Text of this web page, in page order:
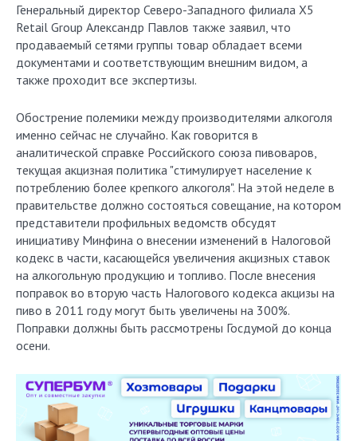
Генеральный директор Северо-Западного филиала X5
Retail Group Александр Павлов также заявил, что
продаваемый сетями группы товар обладает всеми
документами и соответствующим внешним видом, а
также проходит все экспертизы.
Обострение полемики между производителями алкоголя
именно сейчас не случайно. Как говорится в
аналитической справке Российского союза пивоваров,
текущая акцизная политика "стимулирует население к
потреблению более крепкого алкоголя". На этой неделе в
правительстве должно состояться совещание, на котором
представители профильных ведомств обсудят
инициативу Минфина о внесении изменений в Налоговой
кодекс в части, касающейся увеличения акцизных ставок
на алкогольную продукцию и топливо. После внесения
поправок во вторую часть Налогового кодекса акцизы на
пиво в 2011 году могут быть увеличены на 300%.
Поправки должны быть рассмотрены Госдумой до конца
осени.